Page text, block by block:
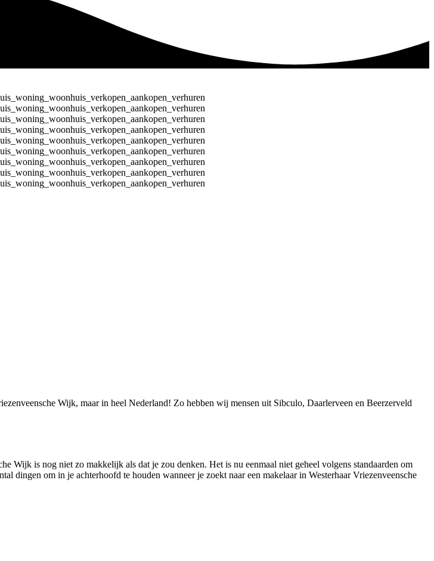
Wijk, maar in heel Nederland! Zo hebben wij mensen uit Sibculo, Daarlerveen en Beerzerveld
Wijk is nog niet zo makkelijk als dat je zou denken. Het is nu eenmaal niet geheel volgens standaarden om
dingen om in je achterhoofd te houden wanneer je zoekt naar een makelaar in Westerhaar Vriezenveensche